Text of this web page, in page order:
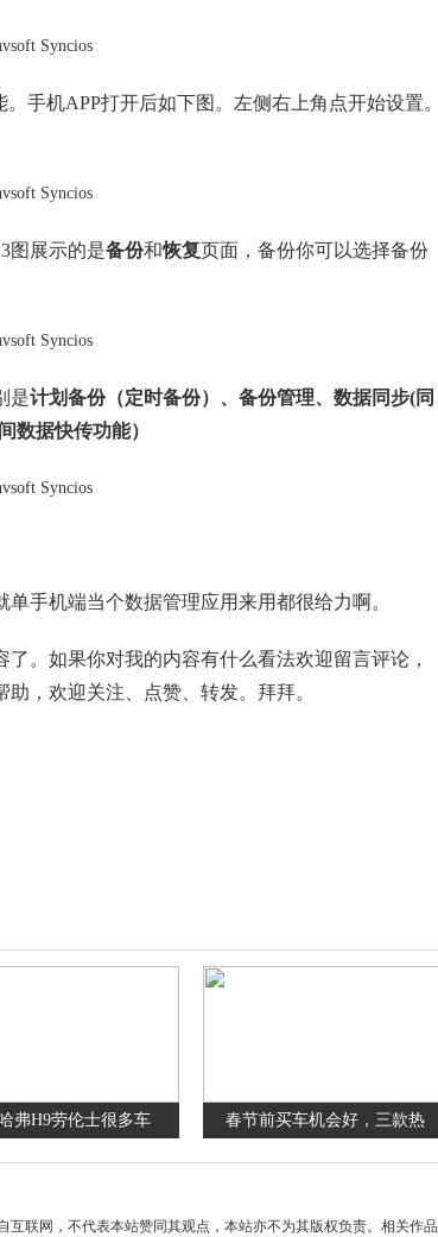
手机APP打开后如下图。左侧右上角点开始设置。
图展示的是备份和恢复页面，备份你可以选择备份
是计划备份（定时备份）、备份管理、数据同步(同
数据快传功能）
手机端当个数据管理应用来用都很给力啊。
。如果你对我的内容有什么看法欢迎留言评论，
，欢迎关注、点赞、转发。拜拜。
弗H9劳伦士很多车 春节前买车机会好，三款热
联网，不代表本站赞同其观点，本站亦不为其版权负责。相关作品